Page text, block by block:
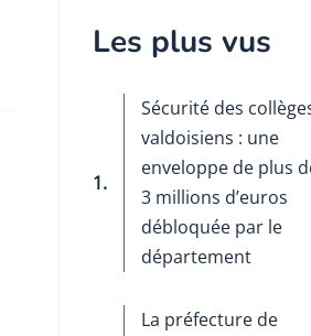
Les plus vus
1.
Sécurité des
valdoisiens : une
enveloppe de plus
3 millions d’euros
débloquée par le
département
La préfecture de